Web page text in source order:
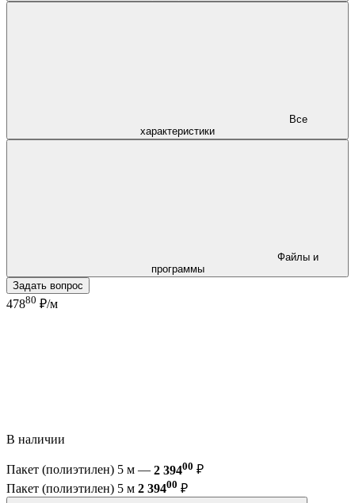
характеристики
программы
Задать вопрос
47880 ₽/м
В наличии
Пакет (полиэтилен) 5 м — 2 39400 ₽
Пакет (полиэтилен) 5 м 2 39400 ₽